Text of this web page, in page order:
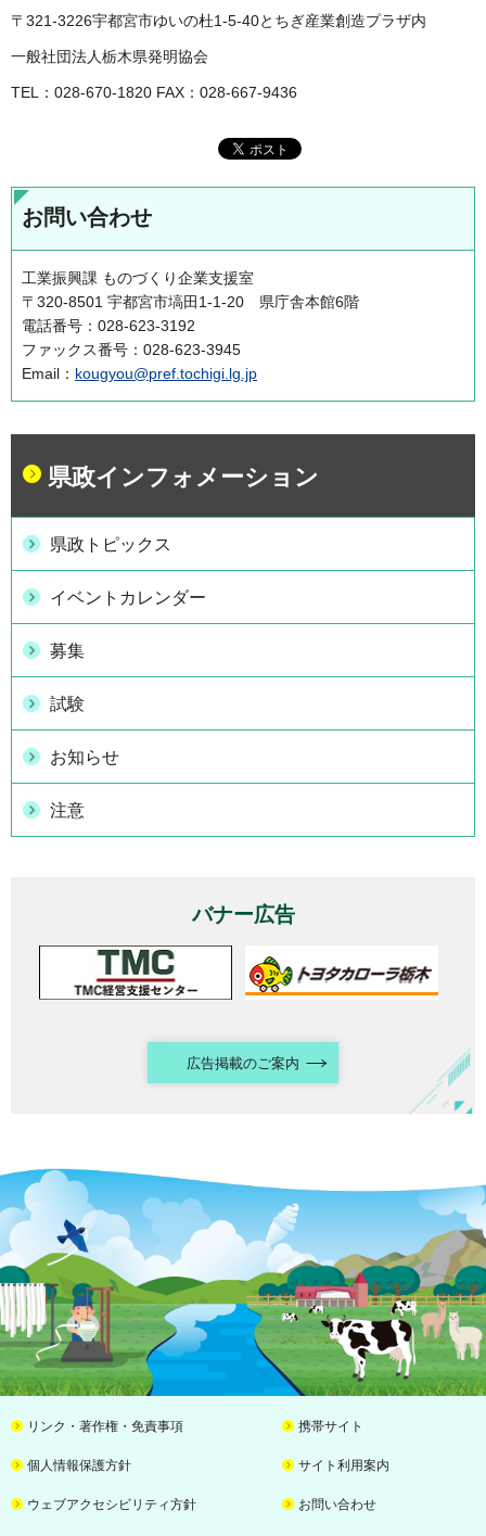
〒321-3226宇都宮市ゆいの杜1-5-40とちぎ産業創造プラザ内
一般社団法人栃木県発明協会
TEL：028-670-1820 FAX：028-667-9436
お問い合わせ
工業振興課 ものづくり企業支援室
〒320-8501 宇都宮市塙田1-1-20 県庁舎本館6階
電話番号：028-623-3192
ファックス番号：028-623-3945
Email： kougyou@pref.tochigi.lg.jp
県政インフォメーション
県政トピックス
イベントカレンダー
募集
試験
お知らせ
注意
バナー広告
広告掲載のご案内
リンク・著作権・免責事項 携帯サイト
個人情報保護方針 サイト利用案内
ウェブアクセシビリティ方針 お問い合わせ